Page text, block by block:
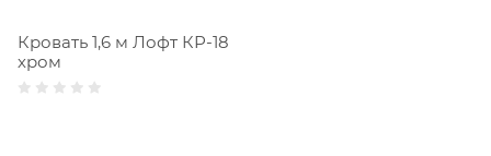
Кровать 1,6 м Лофт КР-18
хром